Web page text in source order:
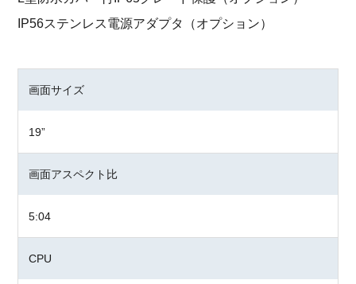
IP56ステンレス電源アダプタ（オプション）
画面サイズ
19”
画面アスペクト比
5:04
CPU